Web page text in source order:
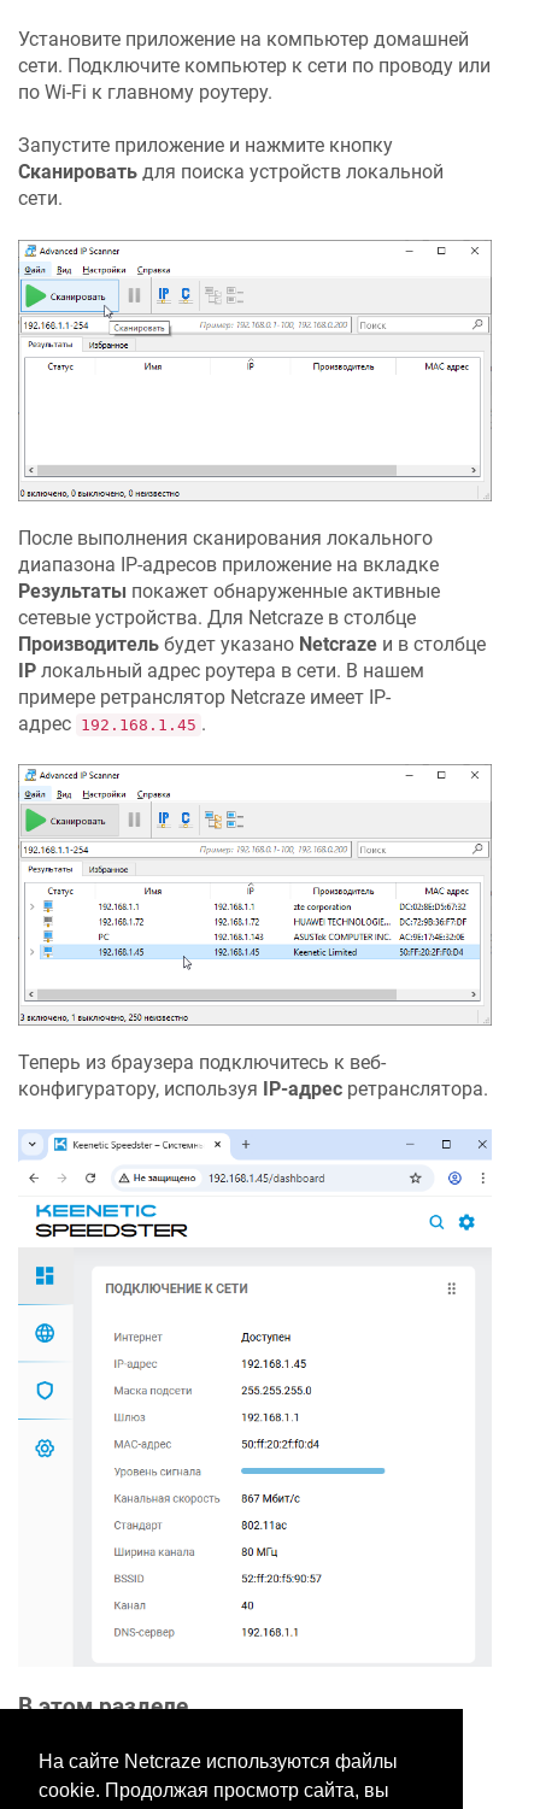
На сайте Netcraze используются файлы
cookie. Продолжая просмотр сайта, вы
Установите приложение на компьютер домашней
сети. Подключите компьютер к сети по проводу или
по Wi-Fi к главному роутеру.
Запустите приложение и нажмите кнопку
Сканировать для поиска устройств локальной
сети.
После выполнения сканирования локального
диапазона IP-адресов приложение на вкладке
Результаты покажет обнаруженные активные
сетевые устройства. Для Netcraze в столбце
Производитель будет указано Netcraze и в столбце
IP локальный адрес роутера в сети. В нашем
примере ретранслятор Netcraze имеет IP-
адрес 192.168.1.45 .
Теперь из браузера подключитесь к веб-
конфигуратору, используя IP-адрес ретранслятора.
В этом разделе